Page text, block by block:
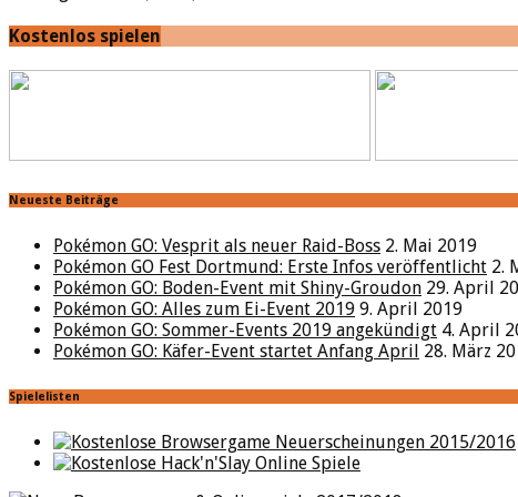
Kostenlos spielen
Neueste Beiträge
Pokémon GO: Vesprit als neuer Raid-Boss 2. Mai 2019
Pokémon GO Fest Dortmund: Erste Infos veröffentlicht 2.
Pokémon GO: Boden-Event mit Shiny-Groudon 29. April
Pokémon GO: Alles zum Ei-Event 2019 9. April 2019
Pokémon GO: Sommer-Events 2019 angekündigt 4. April
Pokémon GO: Käfer-Event startet Anfang April 28. März
Spielelisten